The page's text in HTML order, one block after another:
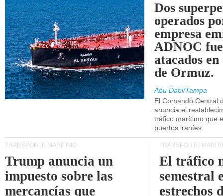
Dos
operados
empresa
ADNOC
atacados
de Ormuz.
Abu Dabi/Tampa
El Comando Central
anuncia el
tráfico marítimo que
puertos iraníes.
TRANSPORTE MARÍTIMO
Trump anuncia un
impuesto sobre las
mercancías que
TRANSPORTE
El tráfico
semestral
estrechos